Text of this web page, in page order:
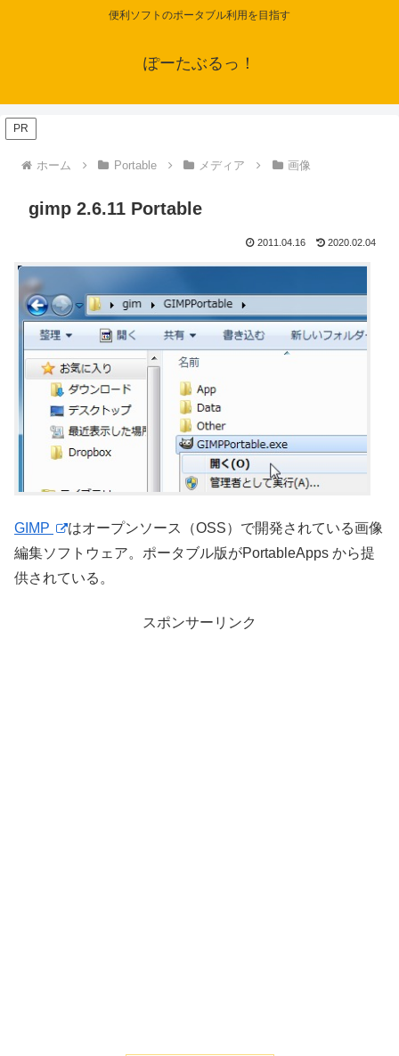
便利ソフトのポータブル利用を目指す
ぽーたぶるっ！
PR
ホーム Portable メディア 画像
gimp 2.6.11 Portable
2011.04.16 2020.02.04
GIMP
はオープンソース（OSS）で開発されている画像
編集ソフトウェア。ポータブル版がPortableApps から提
供されている。
スポンサーリンク